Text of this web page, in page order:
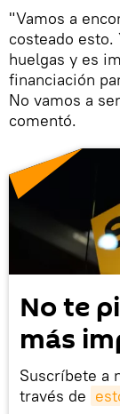
"Vamos a
costeado esto.
huelgas y es
financiación
No vamos a
comentó.
No te
más
Suscríbete a
través de